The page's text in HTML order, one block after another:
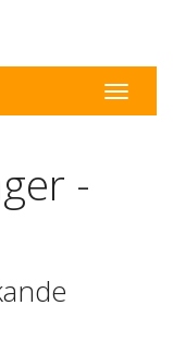
Toggle
-